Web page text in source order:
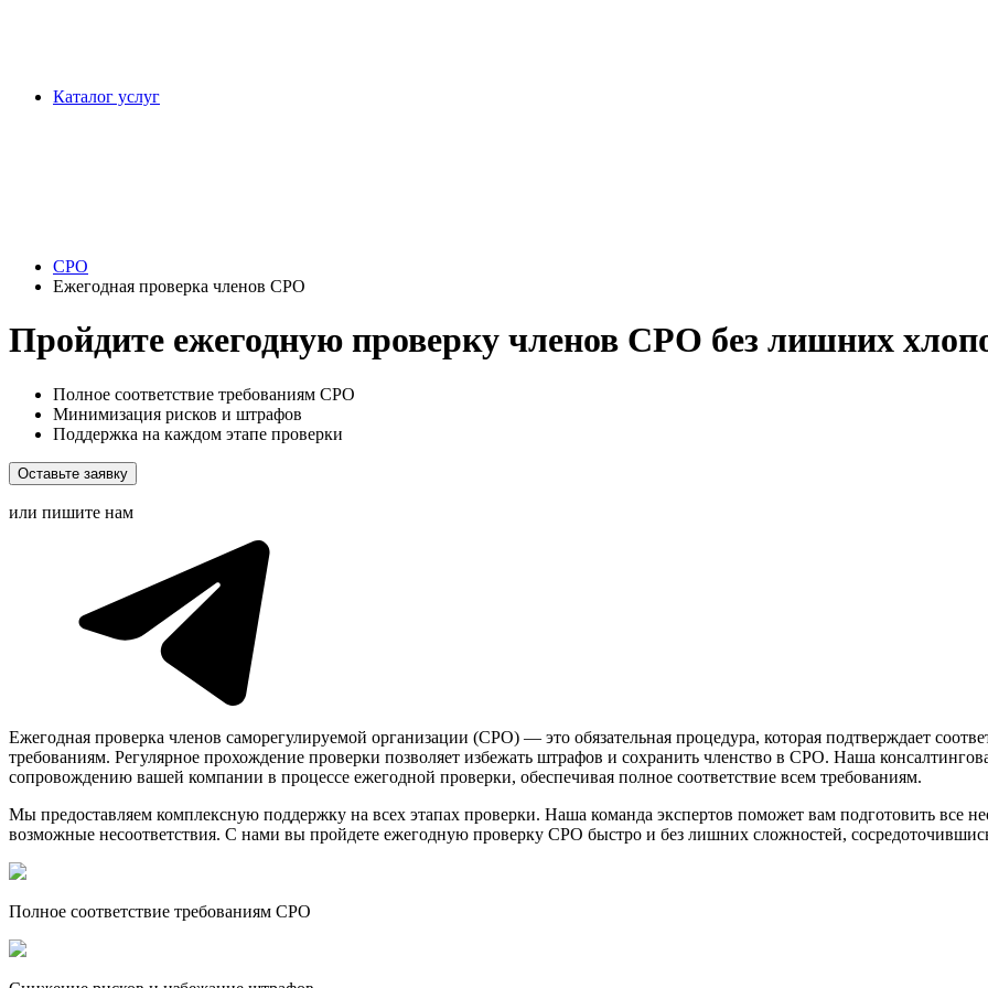
Каталог услуг
СРО
Ежегодная проверка членов СРО
Пройдите ежегодную проверку членов СРО без лишних
Полное соответствие требованиям СРО
Минимизация рисков и штрафов
Поддержка на каждом этапе проверки
Оставьте заявку
или пишите нам
Ежегодная проверка членов саморегулируемой организации (СРО) — это обязательная процедура, которая подтверждает
требованиям. Регулярное прохождение проверки позволяет избежать штрафов и сохранить членство в СРО. Наша
сопровождению вашей компании в процессе ежегодной проверки, обеспечивая полное соответствие всем требованиям.
Мы предоставляем комплексную поддержку на всех этапах проверки. Наша команда экспертов поможет вам подготовить все
возможные несоответствия. С нами вы пройдете ежегодную проверку СРО быстро и без лишних сложностей,
Полное соответствие требованиям СРО